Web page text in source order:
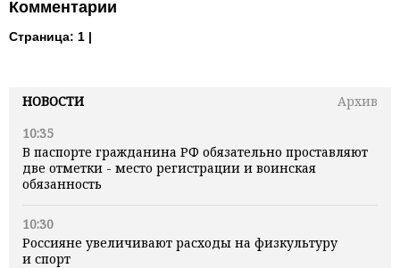
НОВОСТИ
Архив
10:35
В паспорте гражданина РФ обязательно проставляют
две отметки - место регистрации и воинская
обязанность
10:30
Россияне увеличивают расходы на физкультуру
и спорт
Комментарии
Страница: 1 |